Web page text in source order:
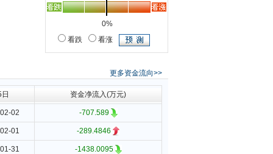
0%
看跌
看涨
更多资金流向>>
资金净流入(万元)
02 -707.589
01 -289.4846
31 -1438.0095